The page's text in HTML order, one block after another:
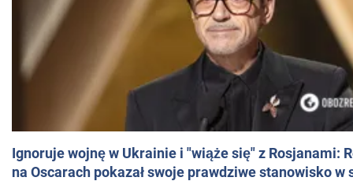
Ignoruje wojnę w Ukrainie i "wiąże się" z Rosjanami:
na Oscarach pokazał swoje prawdziwe stanowisko w